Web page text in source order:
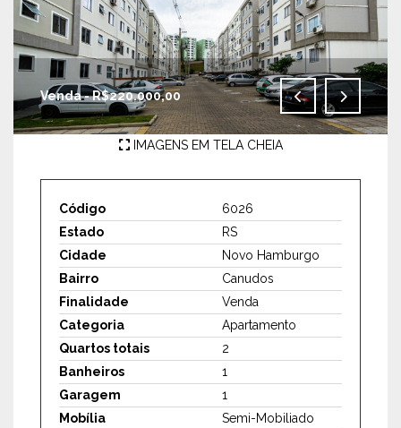
Venda - R$220.000,00
IMAGENS EM TELA CHEIA
Código
6026
Estado
RS
Cidade
Novo Hamburgo
Bairro
Canudos
Finalidade
Venda
Categoria
Apartamento
Quartos totais
2
Banheiros
1
Garagem
1
Mobília
Semi-Mobiliado